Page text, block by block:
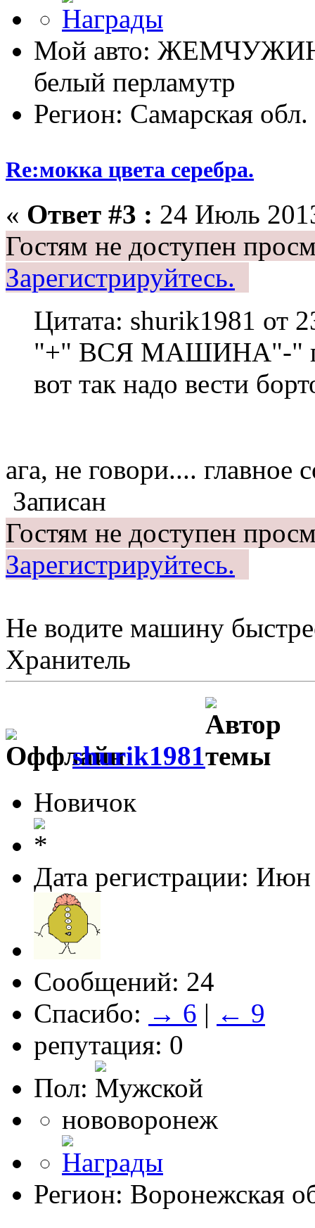
Мой авто:
белый перламутр
Регион: Самарская обл.
Re:мокка цвета серебра.
« Ответ #3 : 24 Июль
Гостям не доступен
Зарегистрируйтесь.
Цитата: shurik1981 от
"+" ВСЯ МАШИНА"-"
вот так надо вести
ага, не говори.... главное
Записан
Гостям не доступен
Зарегистрируйтесь.
Не водите машину
Хранитель
shurik1981
Новичок
Дата регистрации:
Сообщений: 24
Спасибо: → 6 | ← 9
репутация: 0
Пол:
нововоронеж
Регион: Воронежская